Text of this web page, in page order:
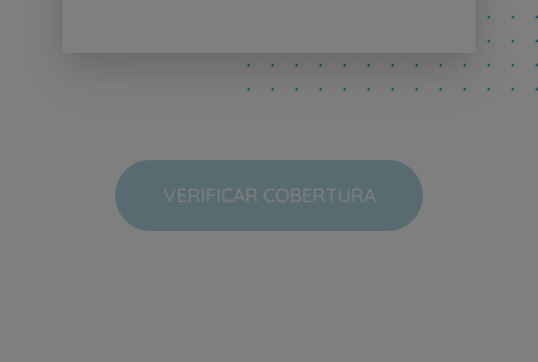
VERIFICAR COBERTURA